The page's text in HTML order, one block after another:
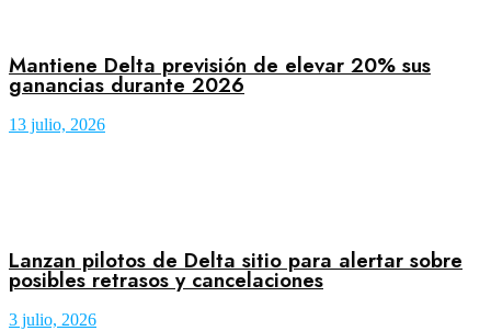
Mantiene Delta previsión de elevar 20% sus
ganancias durante 2026
13 julio, 2026
Lanzan pilotos de Delta sitio para alertar sobre
posibles retrasos y cancelaciones
3 julio, 2026